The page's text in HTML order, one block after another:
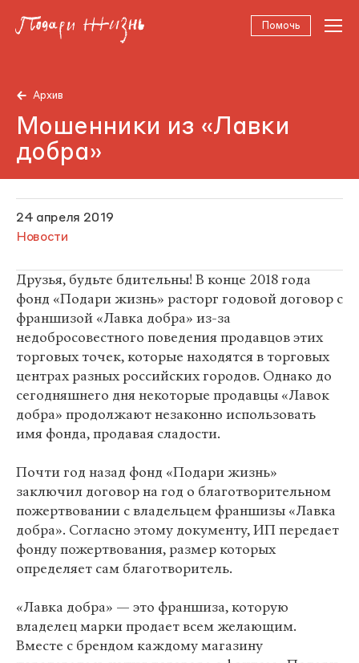
Помочь
Архив
Мошенники из «Лавки
добра»
24 апреля 2019
Новости
Друзья, будьте бдительны! В конце 2018 года
фонд «Подари жизнь» расторг годовой договор с
франшизой «Лавка добра» из-за
недобросовестного поведения продавцов этих
торговых точек, которые находятся в торговых
центрах разных российских городов. Однако до
сегодняшнего дня некоторые продавцы «Лавок
добра» продолжают незаконно использовать
имя фонда, продавая сладости.
Почти год назад фонд «Подари жизнь»
заключил договор на год о благотворительном
пожертвовании с владельцем франшизы «Лавка
добра». Согласно этому документу, ИП передает
фонду пожертвования, размер которых
определяет сам благотворитель.
«Лавка добра» — это франшиза, которую
владелец марки продает всем желающим.
Вместе с брендом каждому магазину